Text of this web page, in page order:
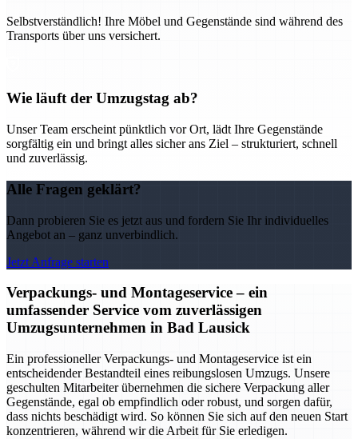
Selbstverständlich! Ihre Möbel und Gegenstände sind während des
Transports über uns versichert.
Wie läuft der Umzugstag ab?
Unser Team erscheint pünktlich vor Ort, lädt Ihre Gegenstände
sorgfältig ein und bringt alles sicher ans Ziel – strukturiert, schnell
und zuverlässig.
Alle Fragen geklärt?
Dann probieren Sie es jetzt aus und fordern Sie Ihr individuelles
Angebot an – ganz unverbindlich.
Jetzt Anfrage starten
Verpackungs- und Montageservice – ein
umfassender Service vom zuverlässigen
Umzugsunternehmen in Bad Lausick
Ein professioneller Verpackungs- und Montageservice ist ein
entscheidender Bestandteil eines reibungslosen Umzugs. Unsere
geschulten Mitarbeiter übernehmen die sichere Verpackung aller
Gegenstände, egal ob empfindlich oder robust, und sorgen dafür,
dass nichts beschädigt wird. So können Sie sich auf den neuen Start
konzentrieren, während wir die Arbeit für Sie erledigen.